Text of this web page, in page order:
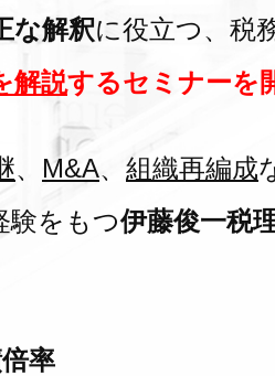
な解釈に役立つ、税
解説するセミナーを
、 M&A、 組織再編成
験をもつ伊藤俊一税
率